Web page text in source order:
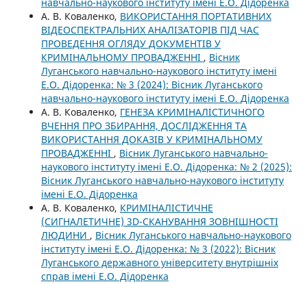
А. В. Коваленко, ВИКОРИСТАННЯ ПОРТАТИВНИХ
ВІДЕОСПЕКТРАЛЬНИХ АНАЛІЗАТОРІВ ПІД ЧАС
ПРОВЕДЕННЯ ОГЛЯДУ ДОКУМЕНТІВ У
КРИМІНАЛЬНОМУ ПРОВАДЖЕННІ , Вісник
Луганського навчально-наукового інституту імені
Е.О. Дідоренка: № 3 (2024): Вісник Луганського
навчально-наукового інституту імені Е.О. Дідоренка
А. В. Коваленко, ГЕНЕЗА КРИМІНАЛІСТИЧНОГО
ВЧЕННЯ ПРО ЗБИРАННЯ, ДОСЛІДЖЕННЯ ТА
ВИКОРИСТАННЯ ДОКАЗІВ У КРИМІНАЛЬНОМУ
ПРОВАДЖЕННІ , Вісник Луганського навчально-
наукового інституту імені Е.О. Дідоренка: № 2 (2025):
Вісник Луганського навчально-наукового інституту
імені Е.О. Дідоренка
А. В. Коваленко, КРИМІНАЛІСТИЧНЕ
(СИГНАЛЕТИЧНЕ) 3D-СКАНУВАННЯ ЗОВНІШНОСТІ
ЛЮДИНИ , Вісник Луганського навчально-наукового
інституту імені Е.О. Дідоренка: № 3 (2022): Вісник
Луганського державного університету внутрішніх
справ імені Е.О. Дідоренка